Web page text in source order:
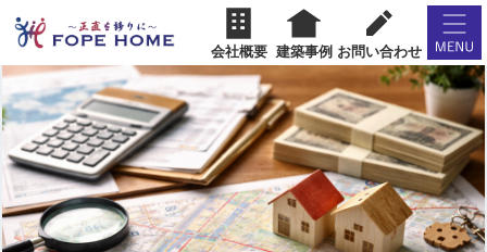
会社概要 建築事例 お問い合わせ